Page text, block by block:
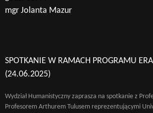
mgr Jolanta Mazur
SPOTKANIE W RAMACH PROGRAMU
(24.06.2025)
Wydział Humanistyczny zaprasza na spotkanie z
Profesorem Arthurem Tulusem reprezentującymi